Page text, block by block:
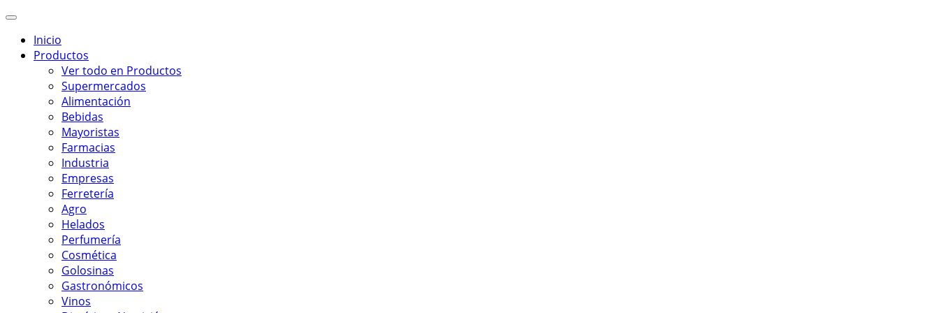
Inicio
Productos
Ver todo en Productos
Supermercados
Alimentación
Bebidas
Mayoristas
Farmacias
Industria
Empresas
Ferretería
Agro
Helados
Perfumería
Cosmética
Golosinas
Gastronómicos
Vinos